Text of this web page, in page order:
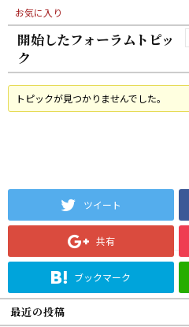
お気に入り
開始したフォーラムトピッ
ク
トピックが見つかりませんでした。
ツイート
共有
ブックマーク
最近の投稿